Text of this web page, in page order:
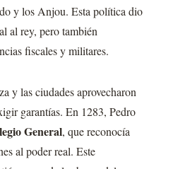
y los Anjou. Esta política dio
al rey, pero también
fiscales y militares.
y las ciudades aprovecharon
garantías. En 1283, Pedro
General, que reconocía
al poder real. Este